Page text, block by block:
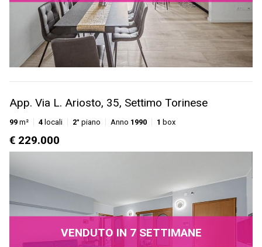
App. Via L. Ariosto, 35, Settimo Torinese
99 m² 4 locali 2° piano Anno 1990 1 box
€ 229.000
VENDUTO IN 7 SETTIMANE